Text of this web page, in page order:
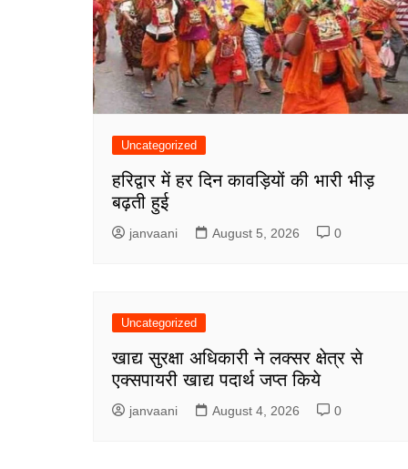
Uncategorized
हरिद्वार में हर दिन कावड़ियों की भारी भीड़
बढ़ती हुई
janvaani August 5, 2026 0
Uncategorized
खाद्य सुरक्षा अधिकारी ने लक्सर क्षेत्र से
एक्सपायरी खाद्य पदार्थ जप्त किये
janvaani August 4, 2026 0